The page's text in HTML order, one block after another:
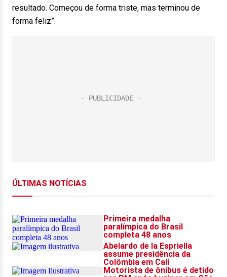
resultado. Começou de forma triste, mas terminou de
forma feliz”.